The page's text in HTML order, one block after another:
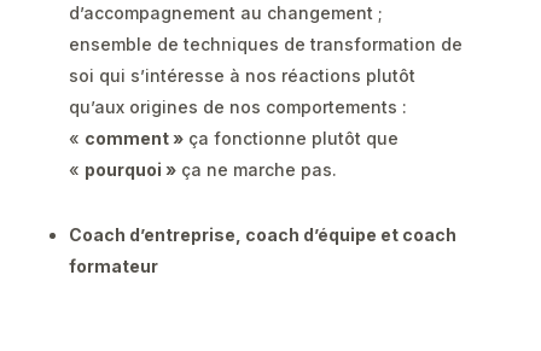
d’accompagnement au changement ;
ensemble de techniques de transformation de
soi qui s’intéresse à nos réactions plutôt
qu’aux origines de nos comportements :
« comment » ça fonctionne plutôt que
« pourquoi » ça ne marche pas.
Coach d’entreprise, coach d’équipe et coach
formateur